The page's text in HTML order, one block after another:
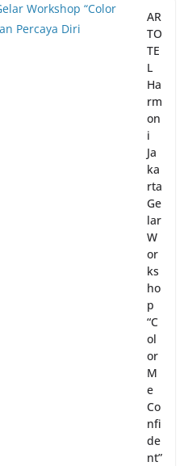
AR
TO
TE
L
Ha
rm
on
i
Ja
ka
rta
Ge
lar
W
or
ks
ho
p
“C
ol
or
M
e
Co
nfi
de
nt”